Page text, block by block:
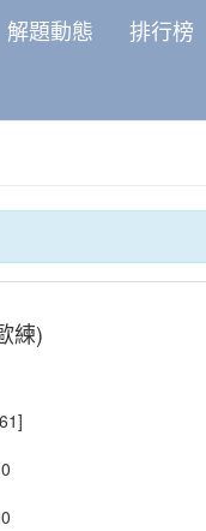
解題動態 排行榜
練)